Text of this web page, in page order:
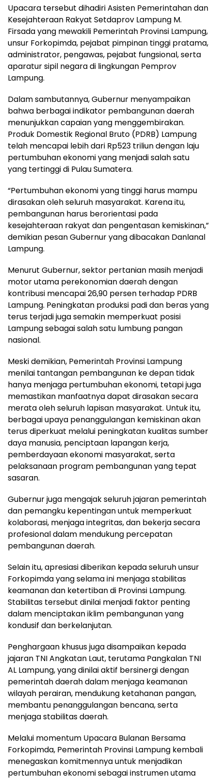
Upacara tersebut dihadiri Asisten Pemerintahan dan
Kesejahteraan Rakyat Setdaprov Lampung M.
Firsada yang mewakili Pemerintah Provinsi Lampung,
unsur Forkopimda, pejabat pimpinan tinggi pratama,
administrator, pengawas, pejabat fungsional, serta
aparatur sipil negara di lingkungan Pemprov
Lampung.
Dalam sambutannya, Gubernur menyampaikan
bahwa berbagai indikator pembangunan daerah
menunjukkan capaian yang menggembirakan.
Produk Domestik Regional Bruto (PDRB) Lampung
telah mencapai lebih dari Rp523 triliun dengan laju
pertumbuhan ekonomi yang menjadi salah satu
yang tertinggi di Pulau Sumatera.
“Pertumbuhan ekonomi yang tinggi harus mampu
dirasakan oleh seluruh masyarakat. Karena itu,
pembangunan harus berorientasi pada
kesejahteraan rakyat dan pengentasan kemiskinan,”
demikian pesan Gubernur yang dibacakan Danlanal
Lampung.
Menurut Gubernur, sektor pertanian masih menjadi
motor utama perekonomian daerah dengan
kontribusi mencapai 26,90 persen terhadap PDRB
Lampung. Peningkatan produksi padi dan beras yang
terus terjadi juga semakin memperkuat posisi
Lampung sebagai salah satu lumbung pangan
nasional.
Meski demikian, Pemerintah Provinsi Lampung
menilai tantangan pembangunan ke depan tidak
hanya menjaga pertumbuhan ekonomi, tetapi juga
memastikan manfaatnya dapat dirasakan secara
merata oleh seluruh lapisan masyarakat. Untuk itu,
berbagai upaya penanggulangan kemiskinan akan
terus diperkuat melalui peningkatan kualitas sumber
daya manusia, penciptaan lapangan kerja,
pemberdayaan ekonomi masyarakat, serta
pelaksanaan program pembangunan yang tepat
sasaran.
Gubernur juga mengajak seluruh jajaran pemerintah
dan pemangku kepentingan untuk memperkuat
kolaborasi, menjaga integritas, dan bekerja secara
profesional dalam mendukung percepatan
pembangunan daerah.
Selain itu, apresiasi diberikan kepada seluruh unsur
Forkopimda yang selama ini menjaga stabilitas
keamanan dan ketertiban di Provinsi Lampung.
Stabilitas tersebut dinilai menjadi faktor penting
dalam menciptakan iklim pembangunan yang
kondusif dan berkelanjutan.
Penghargaan khusus juga disampaikan kepada
jajaran TNI Angkatan Laut, terutama Pangkalan TNI
AL Lampung, yang dinilai aktif bersinergi dengan
pemerintah daerah dalam menjaga keamanan
wilayah perairan, mendukung ketahanan pangan,
membantu penanggulangan bencana, serta
menjaga stabilitas daerah.
Melalui momentum Upacara Bulanan Bersama
Forkopimda, Pemerintah Provinsi Lampung kembali
menegaskan komitmennya untuk menjadikan
pertumbuhan ekonomi sebagai instrumen utama